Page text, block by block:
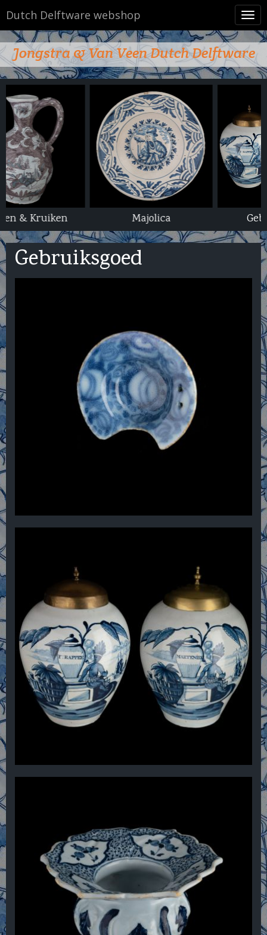
Dutch Delftware webshop
Jongstra & Van Veen Dutch Delftware
Majolica Gebruiksgoed
Gebruiksgoed